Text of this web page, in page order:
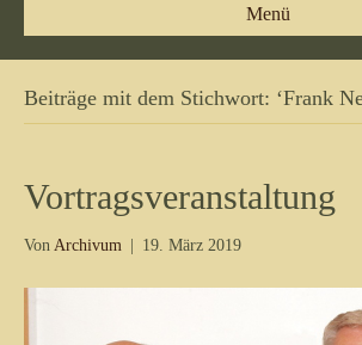
Menü
Beiträge mit dem Stichwort: ‘Frank
Vortragsveranstaltung
Von Archivum 19. März 2019